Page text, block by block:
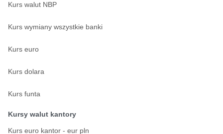
Kurs walut NBP
Kurs wymiany wszystkie banki
Kurs euro
Kurs dolara
Kurs funta
Kursy walut kantory
Kurs euro kantor - eur pln